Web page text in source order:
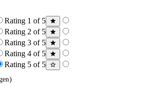
Rating 1 of 5
Rating 2 of 5
Rating 3 of 5
Rating 4 of 5
Rating 5 of 5